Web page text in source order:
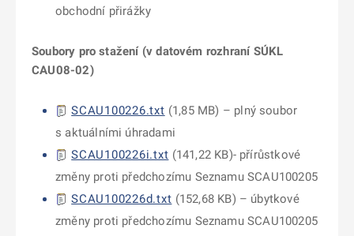
obchodní přirážky
Soubory pro stažení (v datovém rozhraní SÚKL
CAU08-02)
SCAU100226.txt (1,85 MB) – plný soubor
s aktuálními úhradami
SCAU100226i.txt (141,22 KB)-přírůstkové
změny proti předchozímu Seznamu SCAU100205
SCAU100226d.txt (152,68 KB) – úbytkové
změny proti předchozímu Seznamu SCAU100205